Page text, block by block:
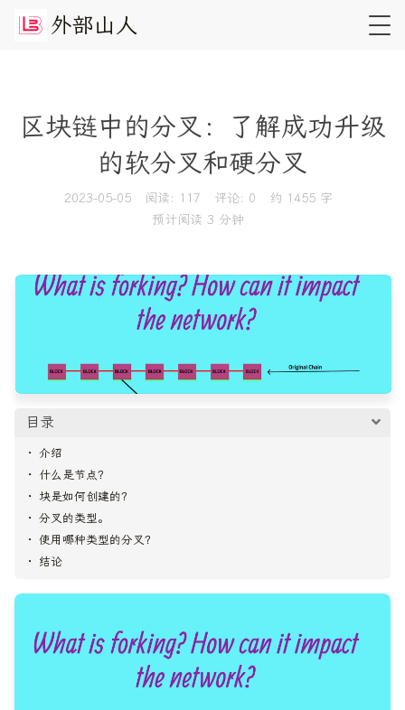
外部山 人
区块链中的分叉：了解成功升级
的软分叉和硬分叉
2023-05-05 阅读: 117 评论: 0
约 1455 字
预计阅读 3 分钟
目录
介绍
什么是节点？
块是如何创建的？
分叉的类型。
使用哪种类型的分叉？
结论